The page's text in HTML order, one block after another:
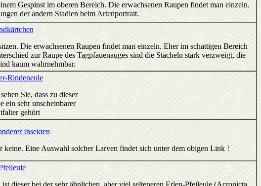
Gespinst im oberen Bereich. Die erwachsenen Raupen findet man einzeln.
der andern Stadien beim Artenportrait.
Die erwachsenen Raupen findet man einzeln. Eher im schattigen Bereich
zur Raupe des Tagpfauenauges sind die Stacheln stark verzweigt, die
kaum wahrnehmbar.
Rindeneule
Sie, dass zu dieser
ein sehr unscheinbarer
gehört
Insekten
keine. Eine Auswahl solcher Larven findet sich unter dem obigen Link !
dieser bei der sehr ähnlichen, aber viel selteneren Erlen-Pfeileule (Acronicta